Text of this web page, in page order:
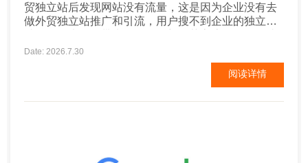
贸独立站后发现网站没有流量，这是因为企业没有去
做外贸独立站推广和引流，用户搜不到企业的独立
本较低的方式就是谷歌SEO。那么谷歌SEO到底该如
下首页的权重最高，也是企业获得核心关键词排名的
Date: 2026.7.30
阅读详情